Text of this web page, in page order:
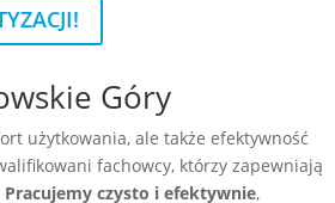
Góry
użytkowania, ale także efektywność
fachowcy, którzy zapewniają
Pracujemy czysto i efektywnie,